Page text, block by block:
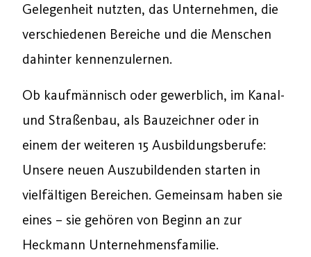
Gelegenheit nutzten, das Unternehmen, die
verschiedenen Bereiche und die Menschen
dahinter kennenzulernen.
Ob kaufmännisch oder gewerblich, im Kanal-
und Straßenbau, als Bauzeichner oder in
einem der weiteren 15 Ausbildungsberufe:
Unsere neuen Auszubildenden starten in
vielfältigen Bereichen. Gemeinsam haben sie
eines – sie gehören von Beginn an zur
Heckmann Unternehmensfamilie.